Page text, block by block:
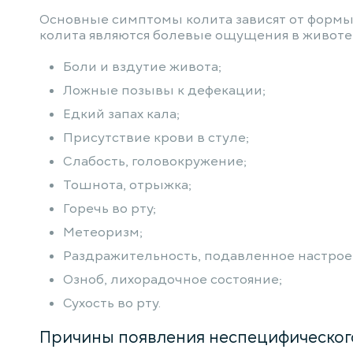
Основные симптомы колита зависят от
колита являются болевые ощущения в
Боли и вздутие живота;
Ложные позывы к дефекации;
Едкий запах кала;
Присутствие крови в стуле;
Слабость, головокружение;
Тошнота, отрыжка;
Горечь во рту;
Метеоризм;
Раздражительность, подавленное
Озноб, лихорадочное состояние;
Сухость во рту.
Причины появления